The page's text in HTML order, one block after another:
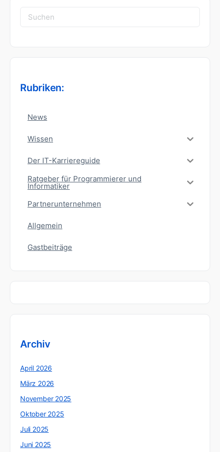
Suchen
nach:
Rubriken:
News
Wissen
Der IT-Karriereguide
Ratgeber für Programmierer und
Informatiker
Partnerunternehmen
Allgemein
Gastbeiträge
Archiv
April 2026
März 2026
November 2025
Oktober 2025
Juli 2025
Juni 2025